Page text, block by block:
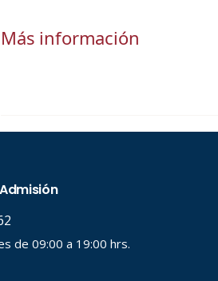
Más información